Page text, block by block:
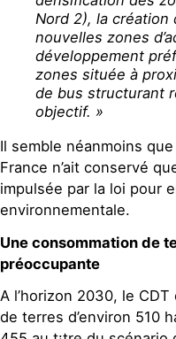
Nord 2), la création
nouvelles zones
développement
zones située à
de bus structurant
objectif. »
Il semble néanmoins
France n’ait conservé
impulsée par la loi pour
environnementale.
Une consommation de
préoccupante
A l’horizon 2030, le
de terres d’environ 510